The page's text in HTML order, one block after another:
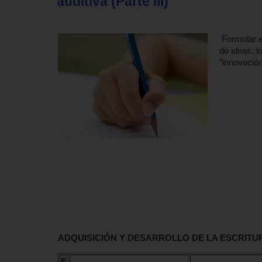
Formular
de ideas,
ADQUISICIÓN Y DESARROLLO DE LA